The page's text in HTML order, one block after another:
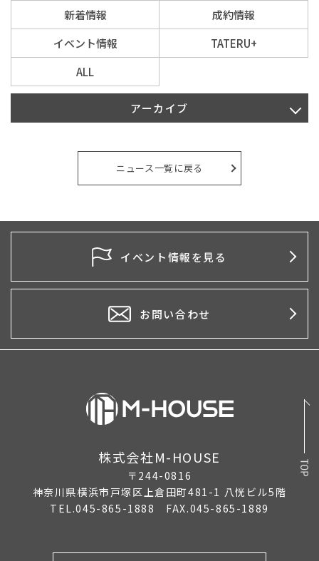
0120-800-108
営業時間／10：00〜19：00 定休日／水曜日
新着情報
成約情報
イベント情報
TATERU+
ALL
アーカイブ
2026年7月
2026年5月
2026年4月
2026年3月
2026年2月
2026年1月
2025年11月
2025年9月
2025年8月
2025年7月
ニュース一覧に戻る
イベント情報を見る
お問い合わせ
株式会社M-HOUSE
〒244-0816
神奈川県横浜市戸塚区上倉田町481-1 八恍ビル5階
TEL.045-865-1888 FAX.045-865-1889